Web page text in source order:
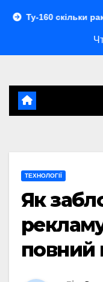
ракет: повний
ТЕХНОЛОГІЇ
Як
повний